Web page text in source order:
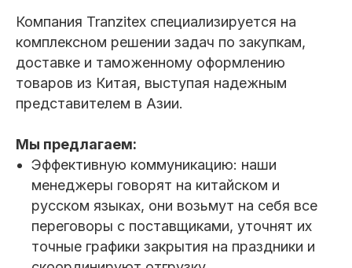
Компания Tranzitex специализируется на
комплексном решении задач по закупкам,
доставке и таможенному оформлению
товаров из Китая, выступая надежным
представителем в Азии.
Мы предлагаем:
Эффективную коммуникацию: наши
менеджеры говорят на китайском и
русском языках, они возьмут на себя все
переговоры с поставщиками, уточнят их
точные графики закрытия на праздники и